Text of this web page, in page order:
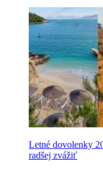
Letné dovolenky
radšej zvážiť